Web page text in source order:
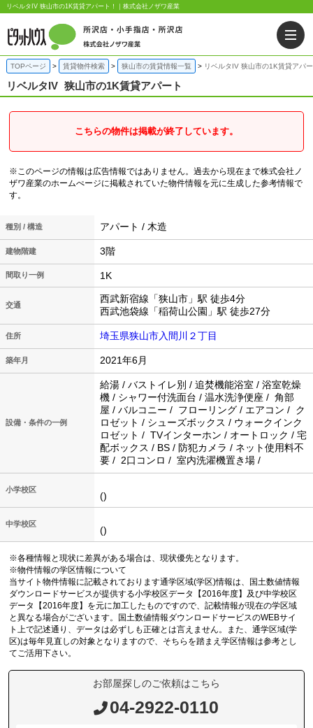
リベルタIV 狭山市の1K賃貸アパート！｜株式会社ノザワ産業
TOPページ 賃貸物件検索 狭山市の賃貸情報一覧 リベルタIV 狭山市の1K賃貸アパ
リベルタIV 狭山市の1K賃貸アパート
こちらの物件は掲載が終了しています。
※このページの情報は広告情報ではありません。過去から現在まで株式会社ノ
ザワ産業のホームぺージに掲載されていた物件情報を元に生成した参考情報で
す。
種別 / 構造 アパート / 木造
建物階建 3階
間取り一例 1K
交通
西武新宿線「狭山市」駅 徒歩4分
西武池袋線「稲荷山公園」駅 徒歩27分
住所 埼玉県狭山市入間川２丁目
築年月 2021年6月
設備・条件の一例
給湯 / バストイレ別 / 追焚機能浴室 / 浴室乾燥
機 / シャワー付洗面台 / 温水洗浄便座 / 角部
屋 / バルコニー / フローリング / エアコン / ク
ロゼット / シューズボックス / ウォークインク
ロゼット / TVインターホン / オートロック / 宅
配ボックス / BS / 防犯カメラ / ネット使用料不
要 / 2口コンロ / 室内洗濯機置き場 /
小学校区
()
中学校区
()
※各種情報と現状に差異がある場合は、現状優先となります。
※物件情報の学区情報について
当サイト物件情報に記載されております通学区域(学区)情報は、国土数値情報
ダウンロードサービスが提供する小学校区データ【2016年度】及び中学校区
データ【2016年度】を元に加工したものですので、記載情報が現在の学区域
と異なる場合がございます。国土数値情報ダウンロードサービスのWEBサイ
ト上で記述通り、データは必ずしも正確とは言えません。また、通学区域(学
区)は毎年見直しの対象となりますので、そちらを踏まえ学区情報は参考とし
てご活用下さい。
お部屋探しのご依頼はこちら
04-2922-0110